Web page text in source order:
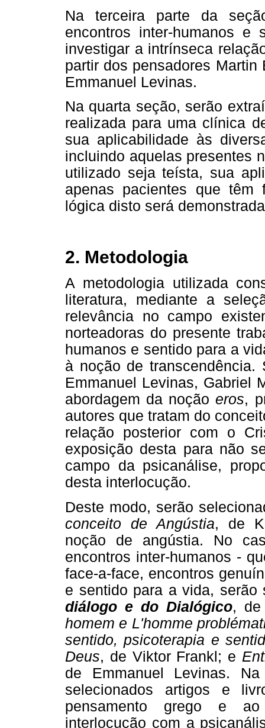
Na terceira parte da
encontros inter-humanos e
investigar a intrínseca
partir dos pensadores
Emmanuel Levinas.
Na quarta seção, serão
realizada para uma clínica
sua aplicabilidade às
incluindo aquelas presentes
utilizado seja teísta, sua
apenas pacientes que
lógica disto será
2. Metodologia
A metodologia utilizada
literatura, mediante a
relevância no campo
norteadoras do presente
humanos e sentido para a
à noção de transcendência.
Emmanuel Levinas, Gabriel
abordagem da noçãoeros,
autores que tratam do
relação posterior com o
exposição desta para não
campo da psicanálise,
desta interlocução.
Deste modo, serão
conceito de Angústia, de
noção de angústia. No
encontros inter-humanos -
face-a-face, encontros
e sentido para a vida,
diálogo e do Dialógico,
homem e L'homme
sentido, psicoterapia e
Deus, de Viktor Frankl; e
de Emmanuel Levinas.
selecionados artigos e
pensamento grego e ao
interlocução com a